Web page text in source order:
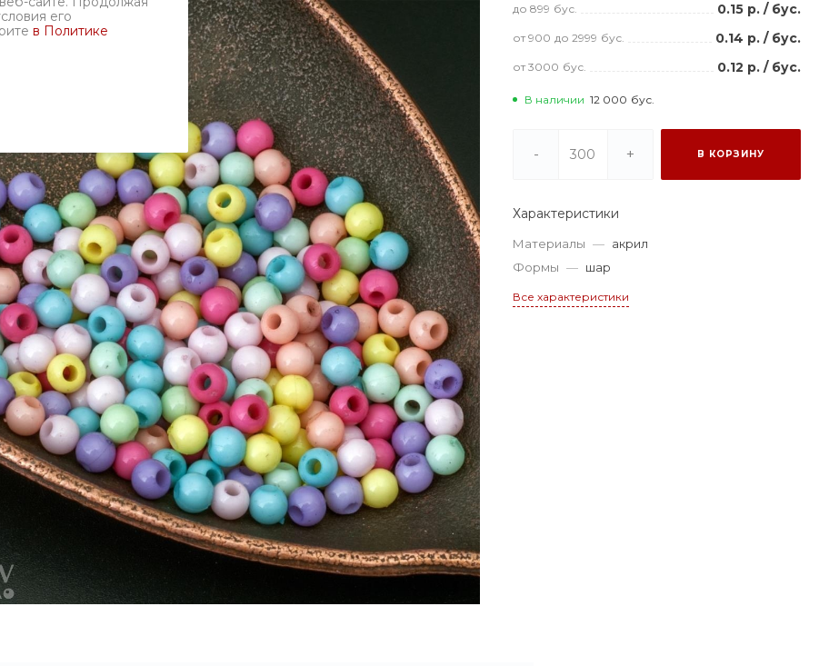
его
в Политике
до 899 бус. 0.15 р. / бус.
от 900 до 2999 бус. 0.14 р. / бус.
от 3000 бус. 0.12 р. / бус.
В наличии 12 000 бус.
- + В КОРЗИНУ
Характеристики
Материалы — акрил
Формы — шар
Все характеристики